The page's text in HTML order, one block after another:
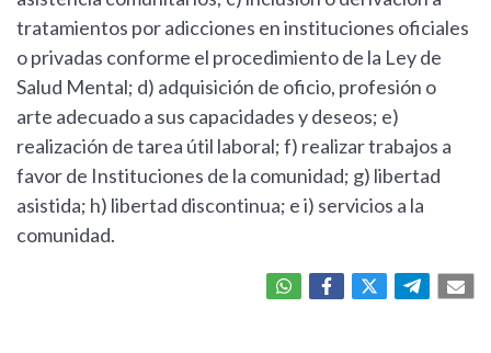
tratamientos por adicciones en instituciones oficiales
o privadas conforme el procedimiento de la Ley de
Salud Mental; d) adquisición de oficio, profesión o
arte adecuado a sus capacidades y deseos; e)
realización de tarea útil laboral; f) realizar trabajos a
favor de Instituciones de la comunidad; g) libertad
asistida; h) libertad discontinua; e i) servicios a la
comunidad.